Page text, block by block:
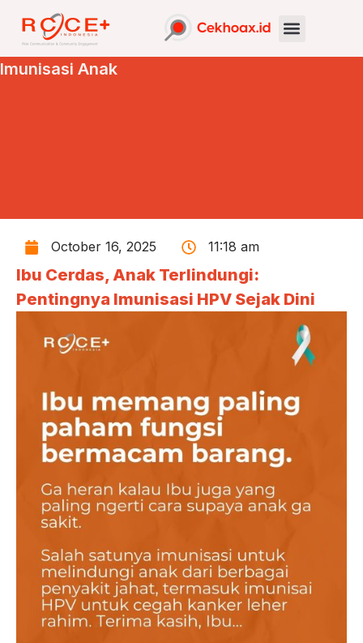
Imunisasi Anak
October 16, 2025 11:18 am
Ibu Cerdas, Anak Terlindungi:
Pentingnya Imunisasi HPV Sejak Dini